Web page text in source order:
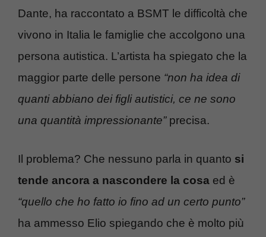
Dante, ha raccontato a BSMT le difficoltà che
vivono in Italia le famiglie che accolgono una
persona autistica. L’artista ha spiegato che la
maggior parte delle persone “non ha idea di
quanti abbiano dei figli autistici, ce ne sono
una quantità impressionante”precisa.
Il problema? Che nessuno parla in quanto si
tende ancora a nascondere la cosa ed è
“quello che ho fatto io fino ad un certo punto”
ha ammesso Elio spiegando che è molto più